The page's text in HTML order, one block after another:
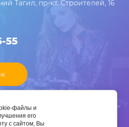
Тагил, пр-кт. Строителей, 16
55
файлы и
его
с сайтом, Вы